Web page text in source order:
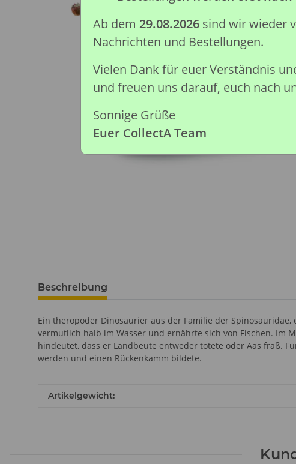
Beschreibung
Ein theropoder Dinosaurier aus der Familie der
vermutlich halb im Wasser und ernährte sich von Fischen. Im
hindeutet, dass er Landbeute entweder tötete oder Aas fraß.
werden und einen Rückenkamm bildete.
Produkteigenschaft
Wert
Artikelgewicht:
Ab dem 29.08.2026 sind wir wieder
Nachrichten und Bestellungen.
Vielen Dank für euer Verständnis
und freuen uns darauf, euch nach
Sonnige Grüße
Euer CollectA Team